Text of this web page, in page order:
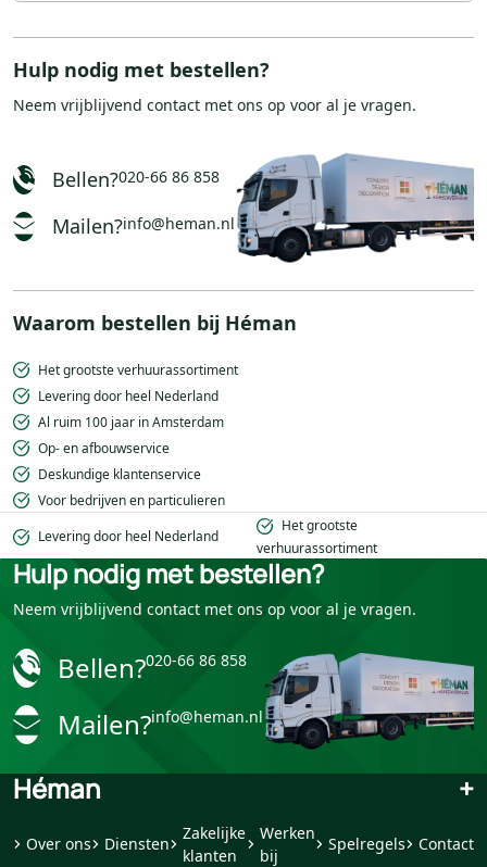
Hulp nodig met bestellen?
Neem vrijblijvend contact met ons op voor al je vragen.
Bellen?020-66 86 858
Mailen?info@heman.nl
Waarom bestellen bij Héman
Het grootste verhuurassortiment
Levering door heel Nederland
Al ruim 100 jaar in Amsterdam
Op- en afbouwservice
Deskundige klantenservice
Voor bedrijven en particulieren
Levering door heel Nederland
Het grootste
verhuurassortiment
Hulp nodig met bestellen?
Neem vrijblijvend contact met ons op voor al je vragen.
Bellen?020-66 86 858
Mailen?info@heman.nl
Héman +
Over ons Diensten
Zakelijke
klanten
Werken
bij
Spelregels Contact